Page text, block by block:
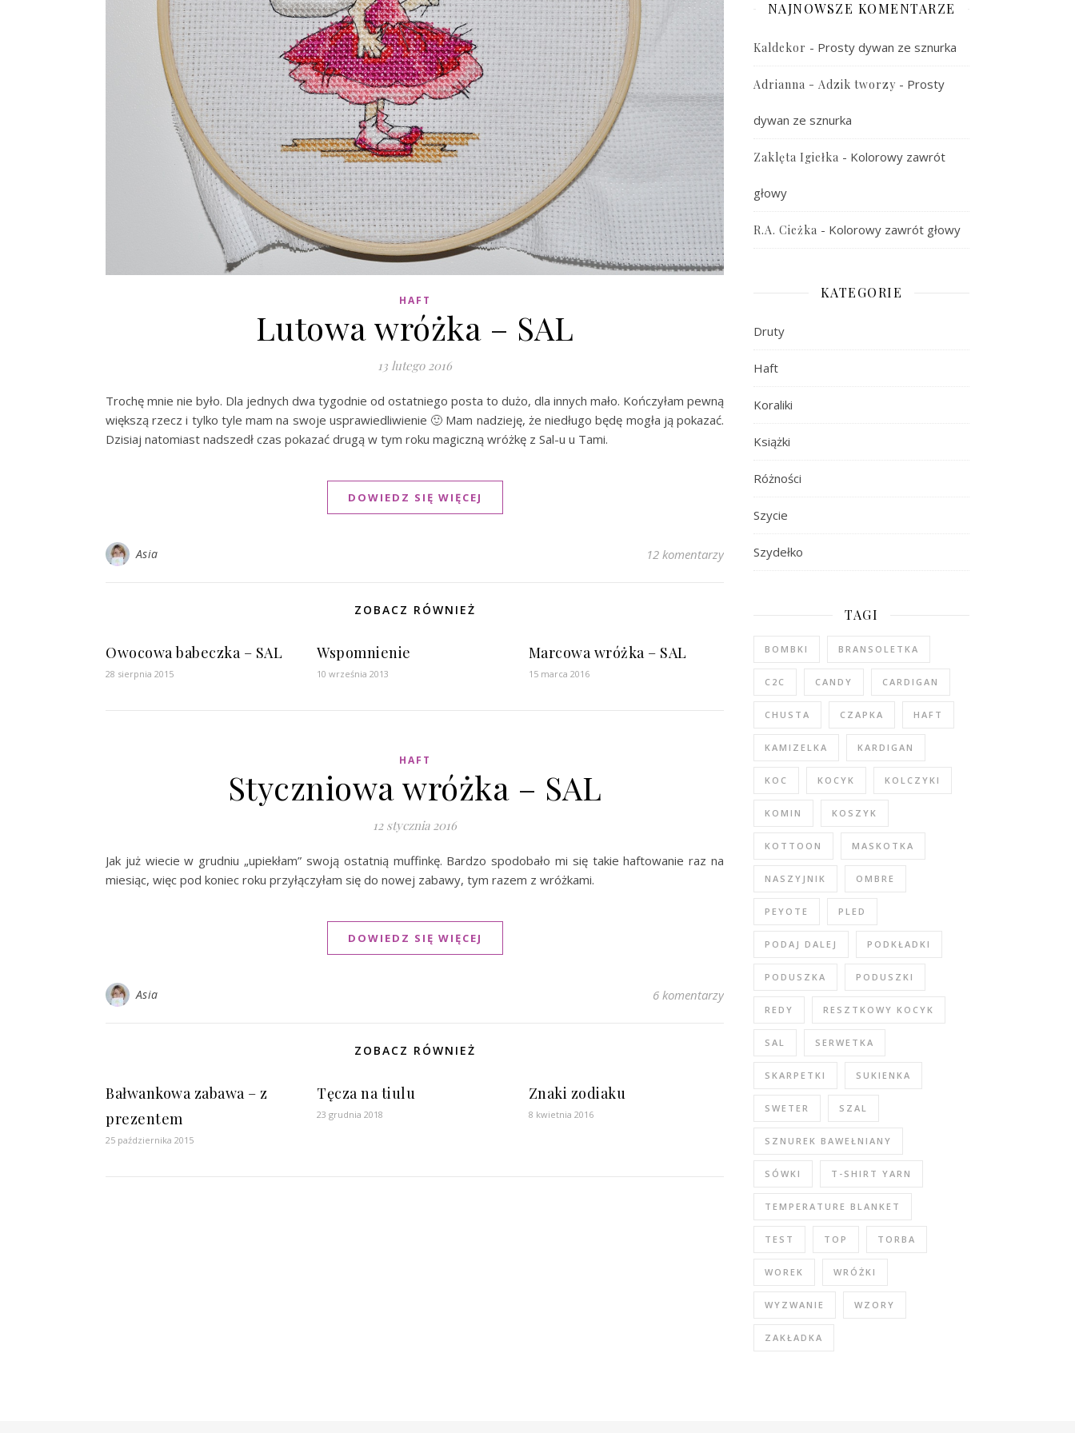
HAFT
Lutowa wróżka – SAL
13 lutego 2016
Trochę mnie nie było. Dla jednych dwa tygodnie od ostatniego posta to dużo, dla innych mało. Kończyłam pewną
większą rzecz i tylko tyle mam na swoje usprawiedliwienie 🙂 Mam nadzieję, że niedługo będę mogła ją pokazać.
Dzisiaj natomiast nadszedł czas pokazać drugą w tym roku magiczną wróżkę z Sal-u u Tami.
DOWIEDZ SIĘ WIĘCEJ
Asia 12 komentarzy
ZOBACZ RÓWNIEŻ
Owocowa babeczka – SAL
28 sierpnia 2015
Wspomnienie
10 września 2013
Marcowa wróżka – SAL
15 marca 2016
HAFT
Styczniowa wróżka – SAL
12 stycznia 2016
Jak już wiecie w grudniu „upiekłam” swoją ostatnią muffinkę. Bardzo spodobało mi się takie haftowanie raz na
miesiąc, więc pod koniec roku przyłączyłam się do nowej zabawy, tym razem z wróżkami.
DOWIEDZ SIĘ WIĘCEJ
Asia 6 komentarzy
ZOBACZ RÓWNIEŻ
Bałwankowa zabawa – z
prezentem
25 października 2015
Tęcza na tiulu
23 grudnia 2018
Znaki zodiaku
8 kwietnia 2016
NAJNOWSZE KOMENTARZE
Kaldekor - Prosty dywan ze sznurka
Adrianna - Adzik tworzy - Prosty
dywan ze sznurka
Zaklęta Igiełka - Kolorowy zawrót
głowy
R.A. Cieżka - Kolorowy zawrót głowy
KATEGORIE
Druty
Haft
Koraliki
Książki
Różności
Szycie
Szydełko
TAGI
BOMBKI BRANSOLETKA
C2C CANDY CARDIGAN
CHUSTA CZAPKA HAFT
KAMIZELKA KARDIGAN
KOC KOCYK KOLCZYKI
KOMIN KOSZYK
KOTTOON MASKOTKA
NASZYJNIK OMBRE
PEYOTE PLED
PODAJ DALEJ PODKŁADKI
PODUSZKA PODUSZKI
REDY RESZTKOWY KOCYK
SAL SERWETKA
SKARPETKI SUKIENKA
SWETER SZAL
SZNUREK BAWEŁNIANY
SÓWKI T-SHIRT YARN
TEMPERATURE BLANKET
TEST TOP TORBA
WOREK WRÓŻKI
WYZWANIE WZORY
ZAKŁADKA